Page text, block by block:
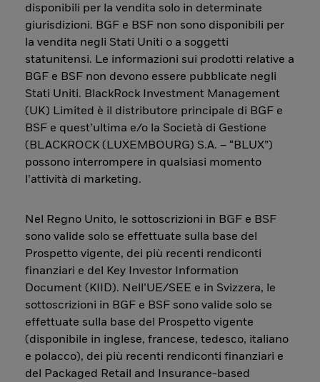
disponibili per la vendita solo in determinate
giurisdizioni. BGF e BSF non sono disponibili per
la vendita negli Stati Uniti o a soggetti
statunitensi. Le informazioni sui prodotti relative a
BGF e BSF non devono essere pubblicate negli
Stati Uniti. BlackRock Investment Management
(UK) Limited è il distributore principale di BGF e
BSF e quest’ultima e/o la Società di Gestione
(BLACKROCK (LUXEMBOURG) S.A. – “BLUX”)
possono interrompere in qualsiasi momento
l’attività di marketing.
Nel Regno Unito, le sottoscrizioni in BGF e BSF
sono valide solo se effettuate sulla base del
Prospetto vigente, dei più recenti rendiconti
finanziari e del Key Investor Information
Document (KIID). Nell’UE/SEE e in Svizzera, le
sottoscrizioni in BGF e BSF sono valide solo se
effettuate sulla base del Prospetto vigente
(disponibile in inglese, francese, tedesco, italiano
e polacco), dei più recenti rendiconti finanziari e
del Packaged Retail and Insurance-based